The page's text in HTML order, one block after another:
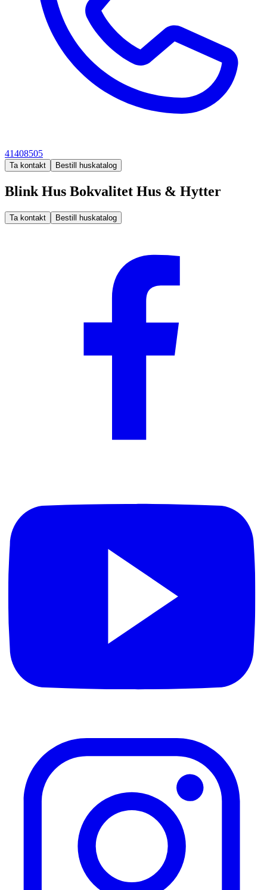
41408505
Ta kontakt Bestill huskatalog
Blink Hus Bokvalitet Hus & Hytter
Ta kontakt Bestill huskatalog